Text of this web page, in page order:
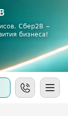
Сбер2В –
бизнеса!